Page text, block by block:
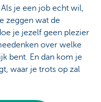
je een job echt wil,
zeggen wat de
je jezelf geen plezier
over welke
bent. En dan kom je
waar je trots op zal